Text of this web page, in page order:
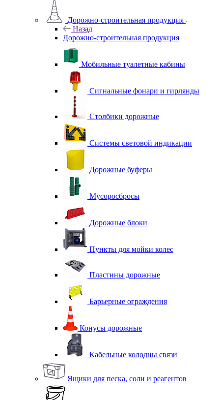
Дорожно-строительная продукция
Назад
Дорожно-строительная продукция
Мобильные туалетные кабины
Сигнальные фонари и гирлянды
Столбики дорожные
Системы световой индикации
Дорожные буферы
Мусоросбросы
Дорожные блоки
Пункты для мойки колес
Пластины дорожные
Барьерные ограждения
Конусы дорожные
Кабельные колодцы связи
Ящики для песка, соли и реагентов